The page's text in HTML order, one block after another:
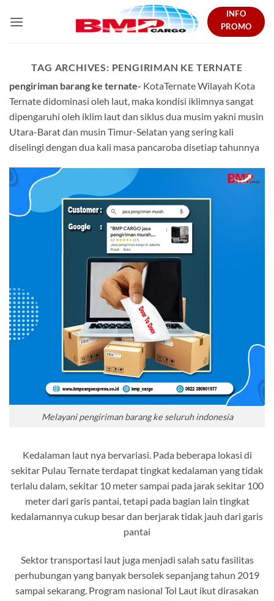
INFO
PROMO
TAG ARCHIVES: PENGIRIMAN KE TERNATE
pengiriman barang ke ternate- KotaTernate Wilayah Kota
Ternate didominasi oleh laut, maka kondisi iklimnya sangat
dipengaruhi oleh iklim laut dan siklus dua musim yakni musin
Utara-Barat dan musin Timur-Selatan yang sering kali
diselingi dengan dua kali masa pancaroba disetiap tahunnya
Melayani pengiriman barang ke seluruh indonesia
Kedalaman laut nya bervariasi. Pada beberapa lokasi di
sekitar Pulau Ternate terdapat tingkat kedalaman yang tidak
terlalu dalam, sekitar 10 meter sampai pada jarak sekitar 100
meter dari garis pantai, tetapi pada bagian lain tingkat
kedalamannya cukup besar dan berjarak tidak jauh dari garis
pantai
Sektor transportasi laut juga menjadi salah satu fasilitas
perhubungan yang banyak bersolek sepanjang tahun 2019
sampai sekarang. Program nasional Tol Laut ikut dirasakan